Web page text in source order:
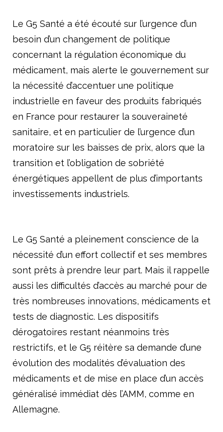
Le G5 Santé a été écouté sur l’urgence d’un
besoin d’un changement de politique
concernant la régulation économique du
médicament, mais alerte le gouvernement sur
la nécessité d’accentuer une politique
industrielle en faveur des produits fabriqués
en France pour restaurer la souveraineté
sanitaire, et en particulier de l’urgence d’un
moratoire sur les baisses de prix, alors que la
transition et l’obligation de sobriété
énergétiques appellent de plus d’importants
investissements industriels.
Le G5 Santé a pleinement conscience de la
nécessité d’un effort collectif et ses membres
sont prêts à prendre leur part. Mais il rappelle
aussi les difficultés d’accès au marché pour de
très nombreuses innovations, médicaments et
tests de diagnostic. Les dispositifs
dérogatoires restant néanmoins très
restrictifs, et le G5 réitère sa demande d’une
évolution des modalités d’évaluation des
médicaments et de mise en place d’un accès
généralisé immédiat dès l’AMM, comme en
Allemagne.